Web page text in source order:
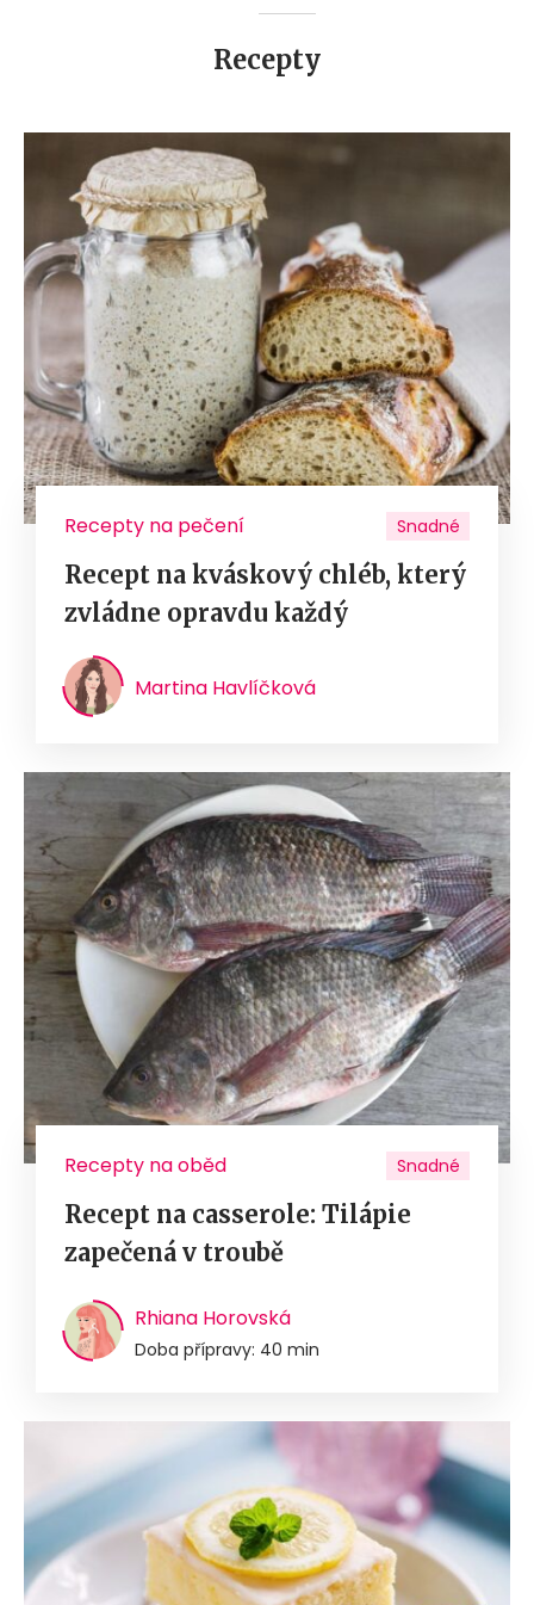
Recepty
Recepty na pečení Snadné
Recept na kváskový chléb, který
zvládne opravdu každý
Martina Havlíčková
Recepty na oběd Snadné
Recept na casserole: Tilápie
zapečená v troubě
Rhiana Horovská
Doba přípravy: 40 min